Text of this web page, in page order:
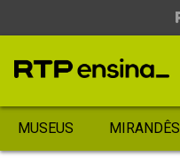
MUSEUS MIRANDÊS